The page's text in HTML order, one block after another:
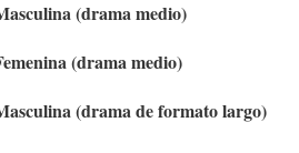
(drama medio)
(drama medio)
(drama de formato largo)